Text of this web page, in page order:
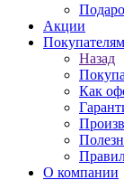
Акции
Покупателям
Назад
Как
О компании